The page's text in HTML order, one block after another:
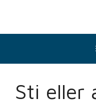
Sti eller